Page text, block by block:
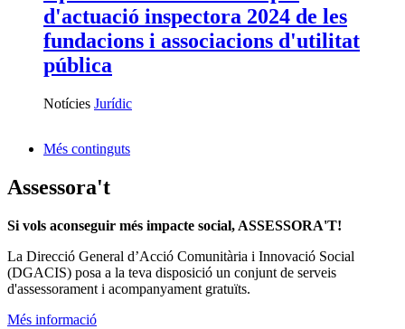
d'actuació inspectora 2024 de les
fundacions i associacions d'utilitat
pública
Notícies Jurídic
Més continguts
Assessora't
Si vols aconseguir més impacte social, ASSESSORA'T!
La Direcció General d’Acció Comunitària i Innovació Social
(DGACIS) posa a la teva disposició un conjunt de serveis
d'assessorament i acompanyament gratuïts.
Més informació